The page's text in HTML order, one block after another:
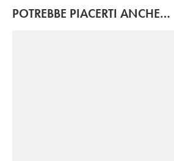
POTREBBE PIACERTI ANCHE…